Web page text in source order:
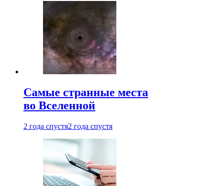
Самые странные места
во Вселенной
2 года спустя2 года спустя